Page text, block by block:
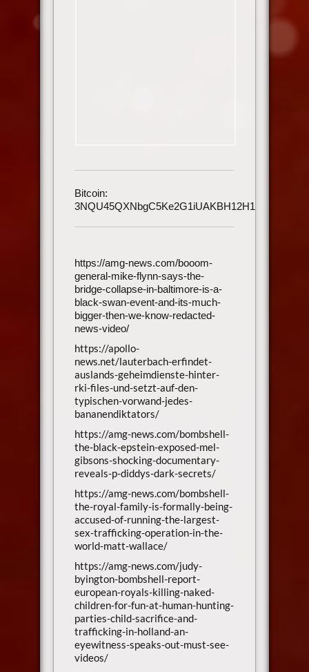
Bitcoin:
3NQU45QXNbgC5Ke2G1iUAKBH12H1h3UmAu
https://amg-news.com/booom-
general-mike-flynn-says-the-
bridge-collapse-in-baltimore-is-a-
black-swan-event-and-its-much-
bigger-then-we-know-redacted-
news-video/
https://apollo-
news.net/lauterbach-erfindet-
auslands-geheimdienste-hinter-
rki-files-und-setzt-auf-den-
typischen-vorwand-jedes-
bananendiktators/
https://amg-news.com/bombshell-
the-black-epstein-exposed-mel-
gibsons-shocking-documentary-
reveals-p-diddys-dark-secrets/
https://amg-news.com/bombshell-
the-royal-family-is-formally-being-
accused-of-running-the-largest-
sex-trafficking-operation-in-the-
world-matt-wallace/
https://amg-news.com/judy-
byington-bombshell-report-
european-royals-killing-naked-
children-for-fun-at-human-hunting-
parties-child-sacrifice-and-
trafficking-in-holland-an-
eyewitness-speaks-out-must-see-
videos/